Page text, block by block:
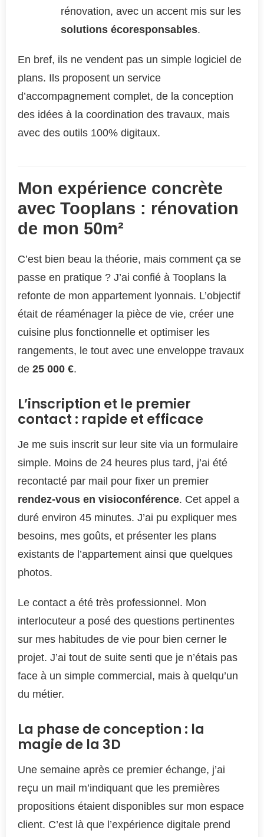
rénovation, avec un accent mis sur les
solutions écoresponsables.
En bref, ils ne vendent pas un simple logiciel de
plans. Ils proposent un service
d’accompagnement complet, de la conception
des idées à la coordination des travaux, mais
avec des outils 100% digitaux.
Mon expérience concrète
avec Tooplans : rénovation
de mon 50m²
C’est bien beau la théorie, mais comment ça se
passe en pratique ? J’ai confié à Tooplans la
refonte de mon appartement lyonnais. L’objectif
était de réaménager la pièce de vie, créer une
cuisine plus fonctionnelle et optimiser les
rangements, le tout avec une enveloppe travaux
de 25 000 €.
L’inscription et le premier
contact : rapide et efficace
Je me suis inscrit sur leur site via un formulaire
simple. Moins de 24 heures plus tard, j’ai été
recontacté par mail pour fixer un premier
rendez-vous en visioconférence. Cet appel a
duré environ 45 minutes. J’ai pu expliquer mes
besoins, mes goûts, et présenter les plans
existants de l’appartement ainsi que quelques
photos.
Le contact a été très professionnel. Mon
interlocuteur a posé des questions pertinentes
sur mes habitudes de vie pour bien cerner le
projet. J’ai tout de suite senti que je n’étais pas
face à un simple commercial, mais à quelqu’un
du métier.
La phase de conception : la
magie de la 3D
Une semaine après ce premier échange, j’ai
reçu un mail m’indiquant que les premières
propositions étaient disponibles sur mon espace
client. C’est là que l’expérience digitale prend